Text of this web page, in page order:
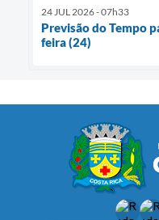
24 JUL 2026 - 07h33
Previsão do Tempo
feira (24)